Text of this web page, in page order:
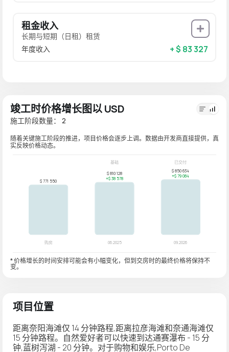
租金收入
长期与短期（日租）租赁
年度收入
+ $ 83 327
竣工时价格增长图以 USD
施工阶段数量： 2
随着关键施工阶段的推进，项目价格会逐步上调。数据由开发商直接提供，真
实反映价格动态。
* 价格增长的时间安排可能会有小幅变化，但到交房时的最终价格将保持不
变。
项目位置
距离奈阳海滩仅 14 分钟路程,距离拉彦海滩和奈通海滩仅
15 分钟路程。自然爱好者可以快速到达通赛瀑布 - 15 分
钟,蓝树泻湖 - 20 分钟。对于购物和娱乐,Porto De